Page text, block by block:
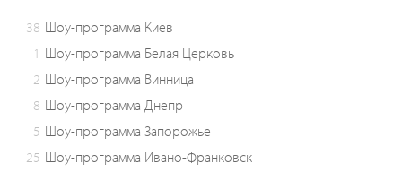
38 Шоу-программа Киев
1 Шоу-программа Белая Церковь
2 Шоу-программа Винница
8 Шоу-программа Днепр
5 Шоу-программа Запорожье
25 Шоу-программа Ивано-Франковск